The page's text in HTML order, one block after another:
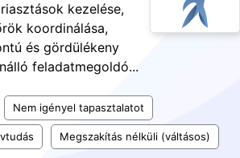
kezelése,
koordinálása,
és gördülékeny
feladatmegoldó...
Nem igényel tapasztalatot
Megszakítás nélküli (váltásos)